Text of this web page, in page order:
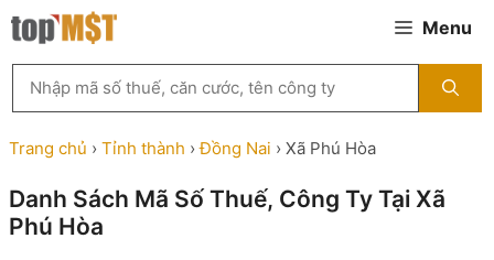
Chuyển
đến
Menu
kiếm
MST
theo
tên
ty,
người
Trang chủ › Tỉnh thành ›Đồng Nai › Xã Phú Hòa
Danh Sách Mã Số Thuế, Công Ty Tại Xã
Phú Hòa